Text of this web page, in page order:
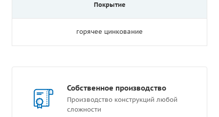
Покрытие
горячее цинкование
Собственное производство
Производство конструкций любой
сложности